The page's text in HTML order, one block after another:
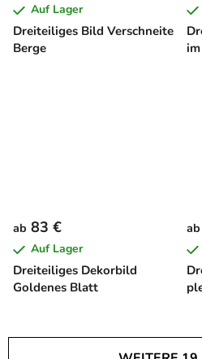
Dreiteiliges Bild Verschneite
Berge
Auf Lager
Dreiteiliges Dekorbild
Goldenes Blatt
ab 83 €
Auf Lager
ab